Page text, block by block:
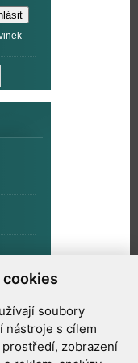
cookies
soubory
nástroje s cílem
zobrazení